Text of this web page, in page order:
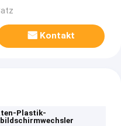
Kontakt
Plastik-